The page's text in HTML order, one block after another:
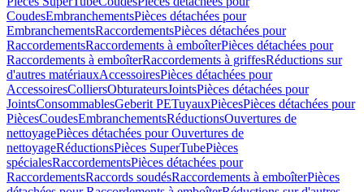
CoudesEmbranchementsPièces détachées pour
EmbranchementsRaccordementsPièces détachées pour
RaccordementsRaccordements à emboîterPièces détachées pour
Raccordements à emboîterRaccordements à griffesRéductions sur
d'autres matériauxAccessoiresPièces détachées pour
AccessoiresColliersObturateursJointsPièces détachées pour
JointsConsommablesGeberit PETuyauxPiècesPièces détachées pour
PiècesCoudesEmbranchementsRéductionsOuvertures de
nettoyagePièces détachées pour Ouvertures de
nettoyageRéductionsPièces SuperTubePièces
spécialesRaccordementsPièces détachées pour
RaccordementsRaccords soudésRaccordements à emboîterPièces